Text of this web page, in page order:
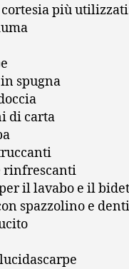
più
spugna
di carta
rinfrescanti
il lavabo e il bidet
spazzolino e